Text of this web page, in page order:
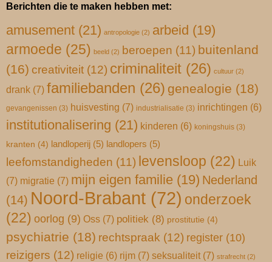
Berichten die te maken hebben met:
amusement (21) antropologie (2) arbeid (19)
armoede (25) beeld (2) beroepen (11) buitenland
(16) creativiteit (12) criminaliteit (26) cultuur (2)
drank (7) familiebanden (26) genealogie (18)
gevangenissen (3) huisvesting (7) industrialisatie (3) inrichtingen (6)
institutionalisering (21) kinderen (6) koningshuis (3)
kranten (4) landloperij (5) landlopers (5)
leefomstandigheden (11) levensloop (22) Luik
(7) migratie (7) mijn eigen familie (19) Nederland
(14) Noord-Brabant (72) onderzoek
(22) oorlog (9) Oss (7) politiek (8) prostitutie (4)
psychiatrie (18) rechtspraak (12) register (10)
reizigers (12) religie (6) rijm (7) seksualiteit(7) strafrecht (2)